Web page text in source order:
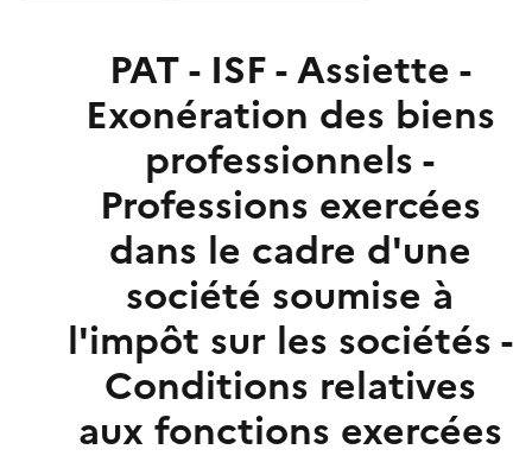
PAT - ISF - Assiette -
Exonération des biens
professionnels -
Professions exercées
dans le cadre d'une
société soumise à
l'impôt sur les sociétés -
Conditions relatives
aux fonctions exercées